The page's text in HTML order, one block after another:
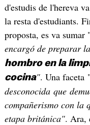
d'estudis de l'hereva
la resta d'estudiants.
proposta, es va sumar "
encargó de preparar
hombro en la
cocina". Una faceta "
desconocida que
compañerismo con la
etapa británica". Ara,